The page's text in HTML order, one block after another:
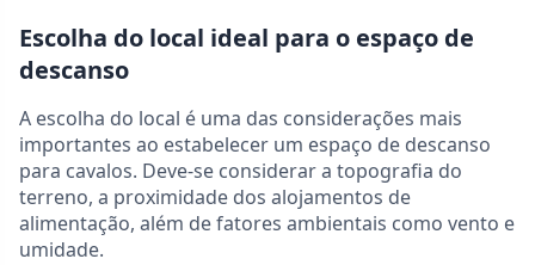
Escolha do local ideal para o espaço de
descanso
A escolha do local é uma das considerações mais
importantes ao estabelecer um espaço de descanso
para cavalos. Deve-se considerar a topografia do
terreno, a proximidade dos alojamentos de
alimentação, além de fatores ambientais como vento e
umidade.